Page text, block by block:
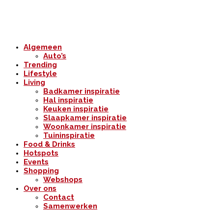
Algemeen
Auto’s
Trending
Lifestyle
Living
Badkamer inspiratie
Hal inspiratie
Keuken inspiratie
Slaapkamer inspiratie
Woonkamer inspiratie
Tuininspiratie
Food & Drinks
Hotspots
Events
Shopping
Webshops
Over ons
Contact
Samenwerken